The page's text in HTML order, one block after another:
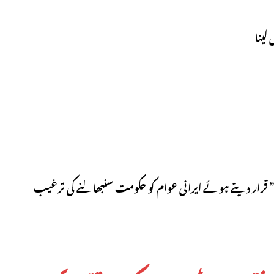
دیتے ہوئے ایرانی عوام کو حکومت سنبھالنے کی ترغیب